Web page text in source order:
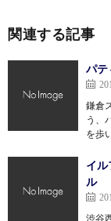
関連する記事
パテ
鎌倉
う、
を歩
イ
ル
渋谷